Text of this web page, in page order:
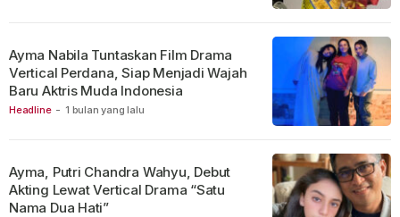
Headline - 1 bulan yang lalu
Ayma Nabila Tuntaskan Film Drama
Vertical Perdana, Siap Menjadi Wajah
Baru Aktris Muda Indonesia
Ayma, Putri Chandra Wahyu, Debut
Akting Lewat Vertical Drama “Satu
Nama Dua Hati”